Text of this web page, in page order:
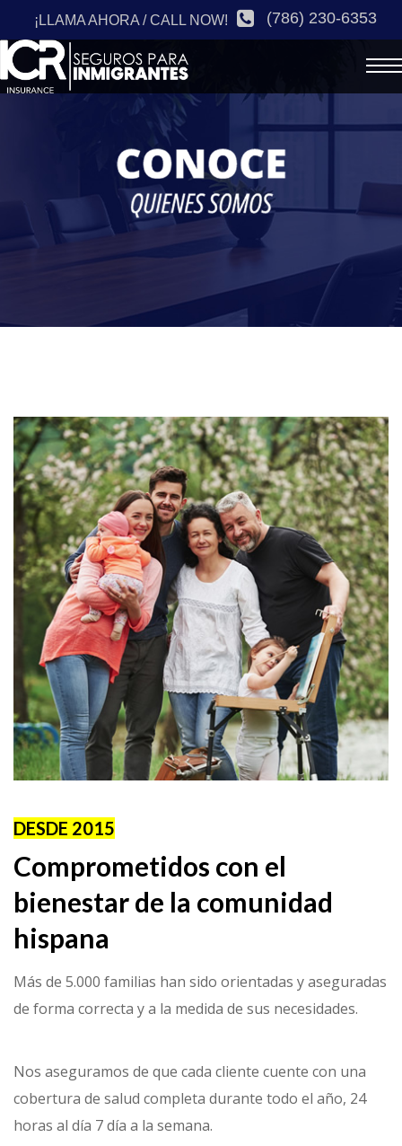
¡LLAMA AHORA / CALL NOW! (786) 230-6353
DESDE 2015
Comprometidos con el
bienestar de la comunidad
hispana
Más de 5.000 familias han sido orientadas y aseguradas
de forma correcta y a la medida de sus necesidades.
Nos aseguramos de que cada cliente cuente con una
cobertura de salud completa durante todo el año, 24
horas al día 7 día a la semana.